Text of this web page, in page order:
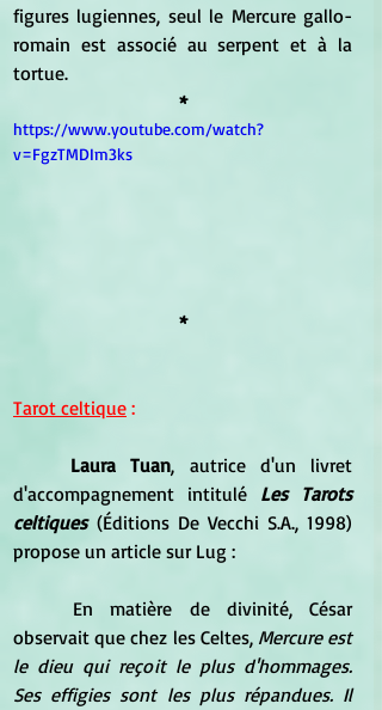
figures lugiennes, seul le Mercure gallo-
romain est associé au serpent et à la
tortue.
*
https://www.youtube.com/watch?
v=FgzTMDIm3ks
*
Tarot celtique :
Laura Tuan, autrice d'un livret
d'accompagnement intitulé Les Tarots
celtiques (Éditions De Vecchi S.A., 1998)
propose un article sur Lug :
observait que chez les Celtes, Mercure est
le dieu qui reçoit le plus d'hommages.
Ses effigies sont les plus répandues. Il